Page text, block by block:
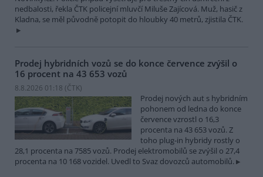
nedbalosti, řekla ČTK policejní mluvčí Miluše Zajícová. Muž, hasič z
Kladna, se měl původně potopit do hloubky 40 metrů, zjistila ČTK.
Prodej hybridních vozů se do konce července zvýšil o
16 procent na 43 653 vozů
8.8.2026 01:18 (ČTK)
Prodej nových aut s hybridním
pohonem od ledna do konce
července vzrostl o 16,3
procenta na 43 653 vozů. Z
toho plug-in hybridy rostly o
28,1 procenta na 7585 vozů. Prodej elektromobilů se zvýšil o 27,4
procenta na 10 168 vozidel. Uvedl to Svaz dovozců automobilů.